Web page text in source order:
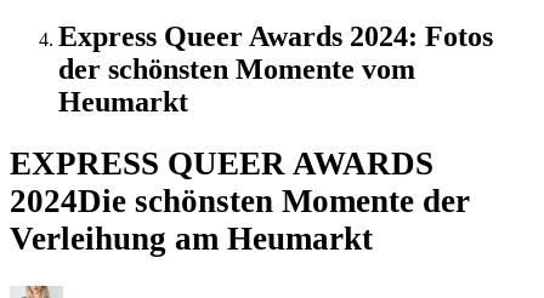
Express Queer Awards 2024: Fotos
der schönsten Momente vom
Heumarkt
EXPRESS QUEER AWARDS
2024Die schönsten Momente der
Verleihung am Heumarkt